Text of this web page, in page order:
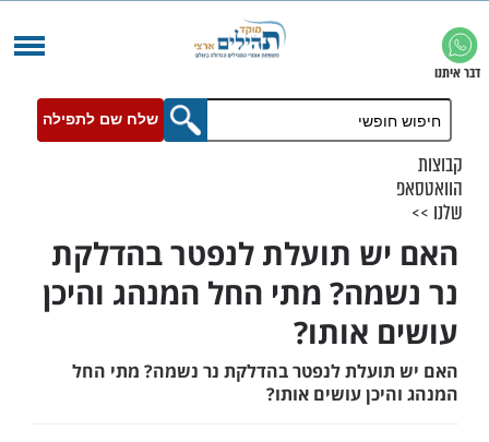
שלח שם לתפילה
תועלת לנפטר בהדלקת
מתי החל המנהג והיכן
אותו?